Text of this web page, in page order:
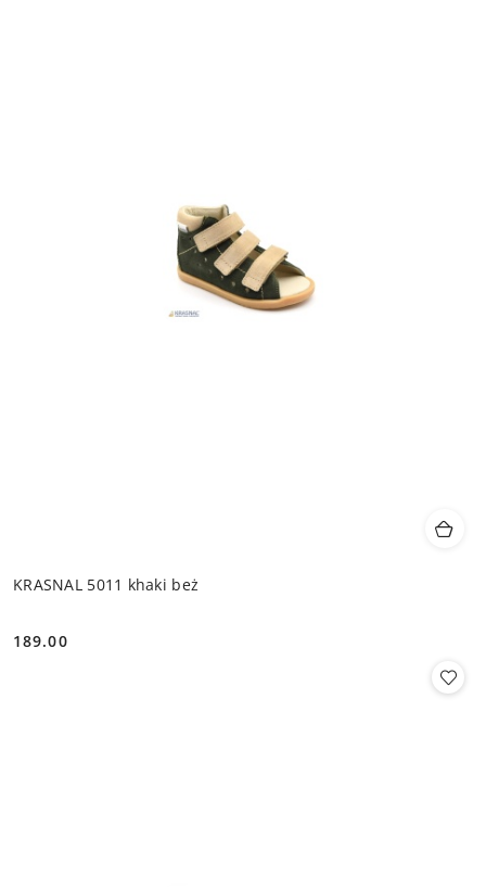
KRASNAL 5011 khaki beż
Cena:
189.00